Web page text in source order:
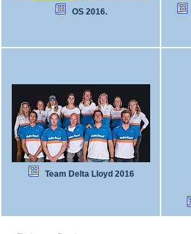
OS 2016.
Team Delta Lloyd 2016